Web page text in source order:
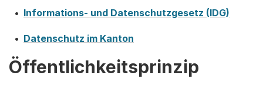
Informations- und Datenschutzgesetz (IDG)
Datenschutz im Kanton
Öffentlichkeitsprinzip